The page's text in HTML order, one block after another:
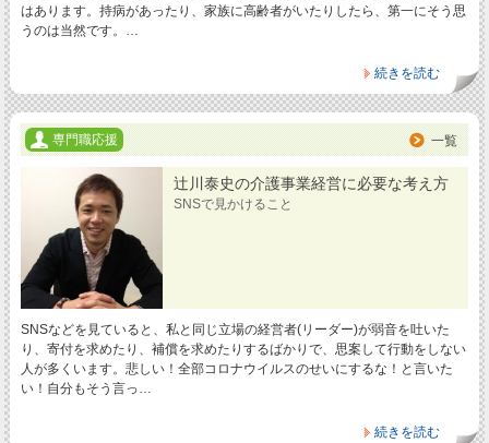
はあります。持病があったり、家族に高齢者がいたりしたら、第一にそう思
うのは当然です。…
続きを読む
専門職応援 一覧
辻川泰史の介護事業経営に必要な考え方
SNSで見かけること
SNSなどを見ていると、私と同じ立場の経営者(リーダー)が弱音を吐いた
り、寄付を求めたり、補償を求めたりするばかりで、思案して行動をしない
人が多くいます。悲しい！全部コロナウイルスのせいにするな！と言いた
い！自分もそう言っ…
続きを読む